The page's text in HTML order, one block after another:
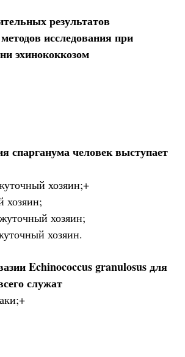
результатов
исследования при
эхинококкозом
спарганума человек выступает
хозяин;+
хозяин;
хозяин;
хозяин.
Echinococcus granulosus для
служат